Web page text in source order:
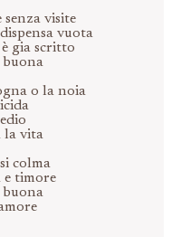
senza visite
vuota
gia scritto
buona
o la noia
la vita
colma
e timore
buona